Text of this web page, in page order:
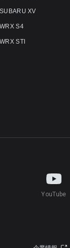
SUBARU XV
WRX S4
WRX STI
YouTube